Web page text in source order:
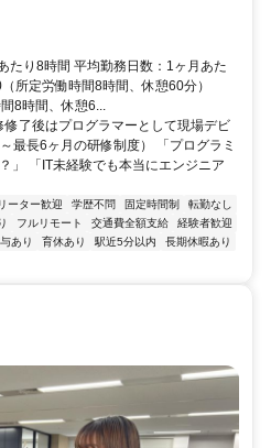
たり8時間 平均勤務日数：1ヶ月あた
所定労働時間8時間、休憩60分）
8時間、休憩6...
了後はプログラマーとして現場デビ
最長6ヶ月の研修制度） 「プログラミ
」 「IT未経験でも本当にエンジニア
ーター歓迎 学歴不問 固定時間制
転勤なし
フルリモート 交通費全額支給
経験者歓迎
あり 育休あり 駅近5分以内
長期休暇あり